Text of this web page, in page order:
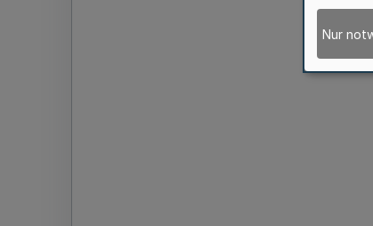
Nur